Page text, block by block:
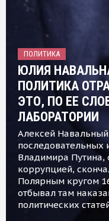
ПОЛИТИКА
ЮЛИЯ
ПОЛИТИКА
ЭТО, ПО ЕЕ
ЛАБОРАТОРИИ
Алексей
последовательных
Владимира Путина,
коррупцией,
Полярным кругом
отбывал там
политических